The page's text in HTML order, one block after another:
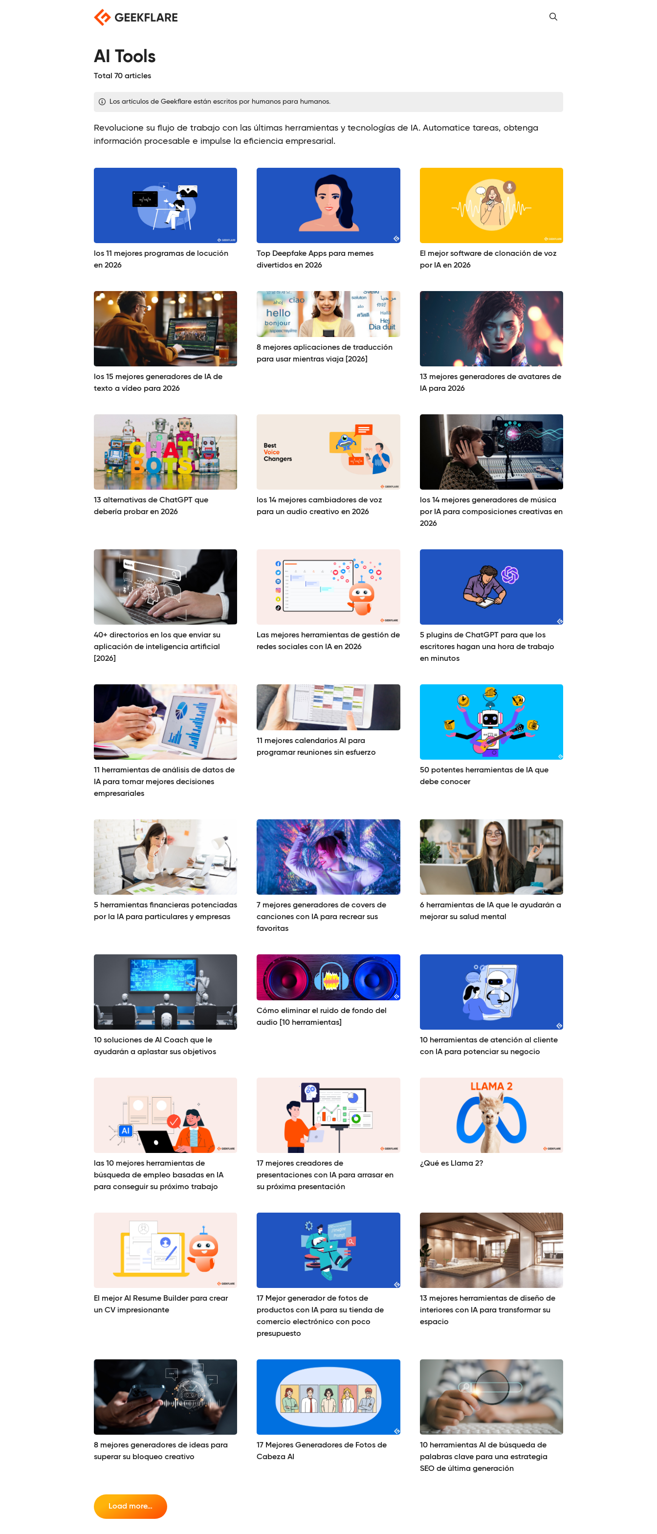
AI Tools
Total 70 articles
Los artículos de Geekflare están escritos por humanos para humanos.
Revolucione su flujo de trabajo con las últimas herramientas y tecnologías de IA. Automatice tareas, obtenga
información procesable e impulse la eficiencia empresarial.
los 11 mejores programas de locución
en 2026
Top Deepfake Apps para memes
divertidos en 2026
El mejor software de clonación de voz
por IA en 2026
los 15 mejores generadores de IA de
texto a vídeo para 2026
8 mejores aplicaciones de traducción
para usar mientras viaja [2026]
13 mejores generadores de avatares de
IA para 2026
13 alternativas de ChatGPT que
debería probar en 2026
los 14 mejores cambiadores de voz
para un audio creativo en 2026
los 14 mejores generadores de música
por IA para composiciones creativas en
2026
40+ directorios en los que enviar su
aplicación de inteligencia artificial
[2026]
Las mejores herramientas de gestión de
redes sociales con IA en 2026
5 plugins de ChatGPT para que los
escritores hagan una hora de trabajo
en minutos
11 herramientas de análisis de datos de
IA para tomar mejores decisiones
empresariales
11 mejores calendarios AI para
programar reuniones sin esfuerzo
50 potentes herramientas de IA que
debe conocer
5 herramientas financieras potenciadas
por la IA para particulares y empresas
7 mejores generadores de covers de
canciones con IA para recrear sus
favoritas
6 herramientas de IA que le ayudarán a
mejorar su salud mental
10 soluciones de AI Coach que le
ayudarán a aplastar sus objetivos
Cómo eliminar el ruido de fondo del
audio [10 herramientas]
10 herramientas de atención al cliente
con IA para potenciar su negocio
las 10 mejores herramientas de
búsqueda de empleo basadas en IA
para conseguir su próximo trabajo
17 mejores creadores de
presentaciones con IA para arrasar en
su próxima presentación
¿Qué es Llama 2?
El mejor AI Resume Builder para crear
un CV impresionante
17 Mejor generador de fotos de
productos con IA para su tienda de
comercio electrónico con poco
presupuesto
13 mejores herramientas de diseño de
interiores con IA para transformar su
espacio
8 mejores generadores de ideas para
superar su bloqueo creativo
17 Mejores Generadores de Fotos de
Cabeza AI
10 herramientas AI de búsqueda de
palabras clave para una estrategia
SEO de última generación
Load more…